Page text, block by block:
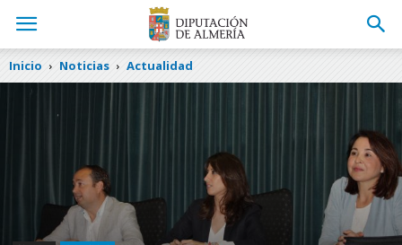
Inicio Noticias Actualidad